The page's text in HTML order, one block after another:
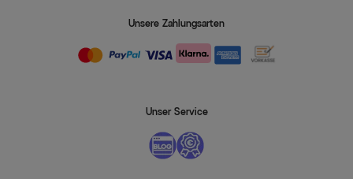
Unsere Zahlungsarten
Unser Service